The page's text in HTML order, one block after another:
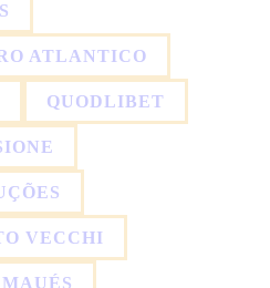
ATLANTICO
QUODLIBET
VECCHI